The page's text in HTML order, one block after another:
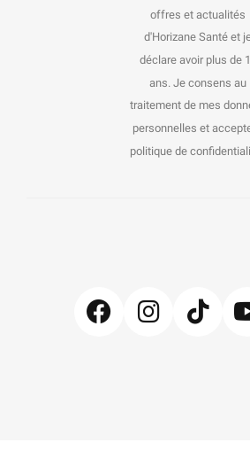
offres et actualités
d'Horizane Santé et
déclare avoir plus de
ans. Je consens au
traitement de mes
personnelles et
politique de